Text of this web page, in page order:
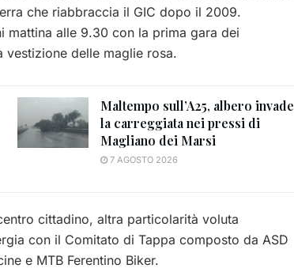
che riabbraccia il GIC dopo il 2009.
mattina alle 9.30 con la prima gara dei
delle maglie rosa.
Maltempo sull’A25, albero invade
la carreggiata nei pressi di
Magliano dei Marsi
7 AGOSTO 2026
cittadino, altra particolarità voluta
con il Comitato di Tappa composto da ASD
e MTB Ferentino Biker.